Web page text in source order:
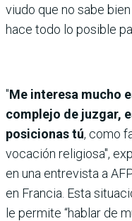
viudo que no sabe
hace todo lo posible
"Me interesa mucho
complejo de juzgar,
posicionas tú, como
vocación religiosa",
en una entrevista a
en Francia. Esta
le permite “hablar de